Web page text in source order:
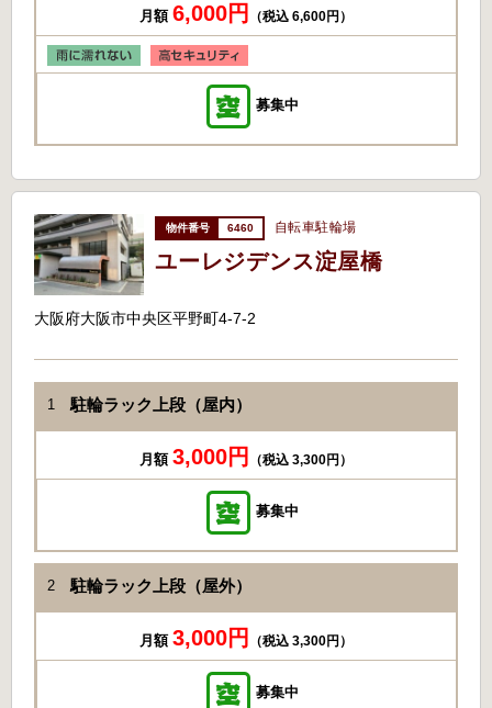
月額 6,000円 （税込 6,600円）
募集中
6460 自転車駐輪場
ユーレジデンス淀屋橋
大阪府大阪市中央区平野町4-7-2
1 駐輪ラック上段（屋内）
月額 3,000円 （税込 3,300円）
募集中
2 駐輪ラック上段（屋外）
月額 3,000円 （税込 3,300円）
募集中